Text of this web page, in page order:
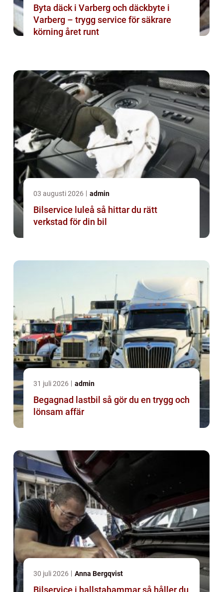
Byta däck i Varberg och däckbyte i
Varberg – trygg service för säkrare
körning året runt
03 augusti 2026 admin
Bilservice luleå så hittar du rätt
verkstad för din bil
31 juli 2026 admin
Begagnad lastbil så gör du en trygg och
lönsam affär
30 juli 2026 Anna Bergqvist
Bilservice i hallstahammar så håller du